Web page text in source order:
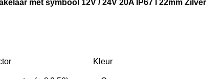
met symbool 12V / 24V 20A IP67 l 22mm Zilver
Kleur